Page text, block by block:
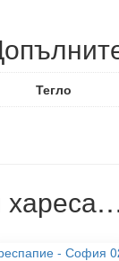
Тегло